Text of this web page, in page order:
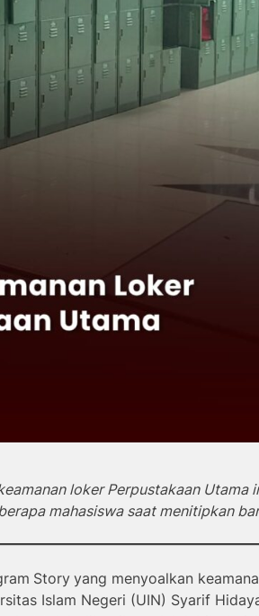
loker Perpustakaan Utama
mahasiswa saat menitipkan
Story yang menyoalkan
Islam Negeri (UIN) Syarif